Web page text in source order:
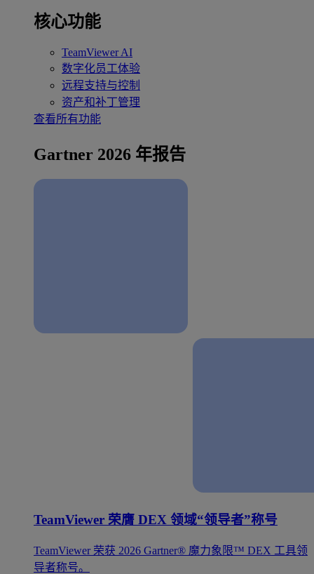
核心功能
TeamViewer AI
数字化员工体验
远程支持与控制
资产和补丁管理
查看所有功能
Gartner 2026 年报告
TeamViewer 荣膺 DEX 领域“领导者”称号
TeamViewer 荣获 2026 Gartner® 魔力象限™ DEX 工具领
导者称号。